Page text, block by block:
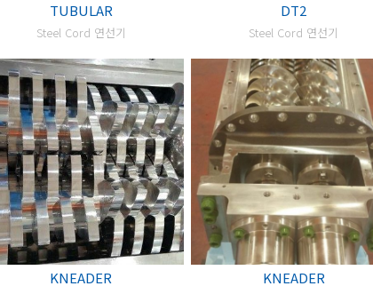
TUBULAR
Steel Cord 연선기
DT2
Steel Cord 연선기
KNEADER KNEADER